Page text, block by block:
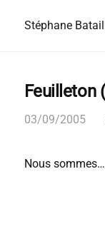
Stéphane
Feuilleton
03/09/2005
Nous sommes…